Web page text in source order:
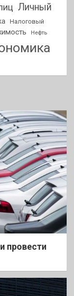
Личный
Налоговый
Нефть
провести